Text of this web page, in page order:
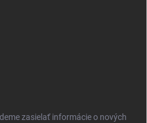
zasielať informácie o nových